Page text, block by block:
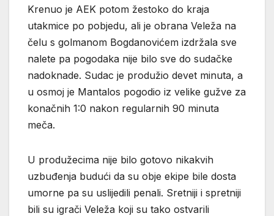
Krenuo je AEK potom žestoko do kraja
utakmice po pobjedu, ali je obrana Veleža na
čelu s golmanom Bogdanovićem izdržala sve
nalete pa pogodaka nije bilo sve do sudačke
nadoknade. Sudac je produžio devet minuta, a
u osmoj je Mantalos pogodio iz velike gužve za
konačnih 1:0 nakon regularnih 90 minuta
meča.
U produžecima nije bilo gotovo nikakvih
uzbuđenja budući da su obje ekipe bile dosta
umorne pa su uslijedili penali. Sretniji i spretniji
bili su igrači Veleža koji su tako ostvarili